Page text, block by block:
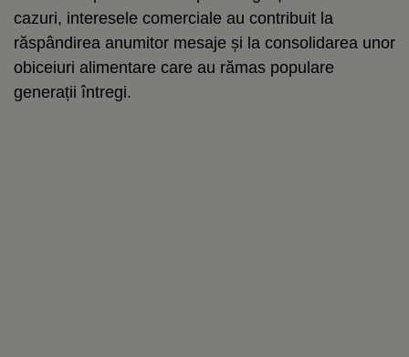
cazuri, interesele comerciale au contribuit la
răspândirea anumitor mesaje și la consolidarea unor
obiceiuri alimentare care au rămas populare
generații întregi.